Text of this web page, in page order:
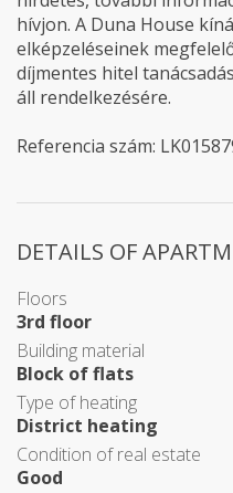
hívjon. A Duna House
elképzeléseinek
díjmentes hitel
áll rendelkezésére.
Referencia szám:
DETAILS OF
Floors
3rd floor
Building material
Block of flats
Type of heating
District heating
Condition of real estate
Good